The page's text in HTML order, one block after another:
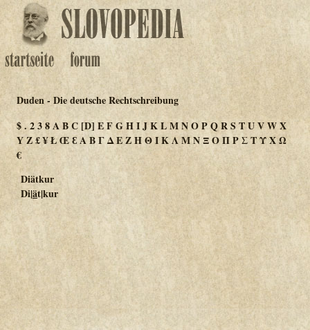
Duden - Die deutsche Rechtschreibung
$.238ABC [D] EFGHIJKLMNOPQRS TUVWX
YZ£¥ŁŒƐΑΒΓΔΕΖΗΘΙΚΛΜΝΞΟΠΡΣΤΥΧΩ
€
Diätkur
Di|ät|kur